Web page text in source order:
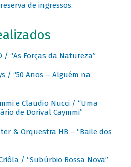
reserva de ingressos.
/ “As Forças da Natureza”
/ “50 Anos – Alguém na
e Claudio Nucci / “Uma
de Dorival Caymmi”
& Orquestra HB – “Baile dos
/ “Subúrbio Bossa Nova”